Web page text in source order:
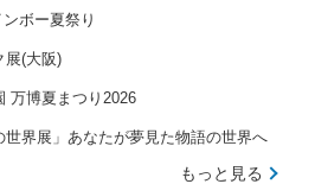
ボー夏祭り
展(大阪)
万博夏まつり2026
世界展」あなたが夢見た物語の世界へ
もっと見る